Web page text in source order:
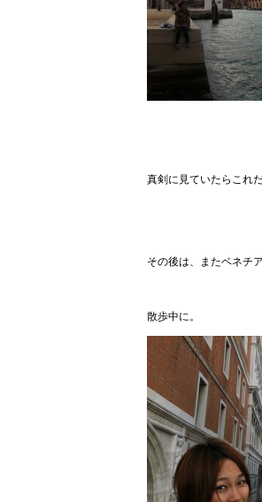
真剣に見ていたらこれ
その後は、またベネチ
散歩中に。